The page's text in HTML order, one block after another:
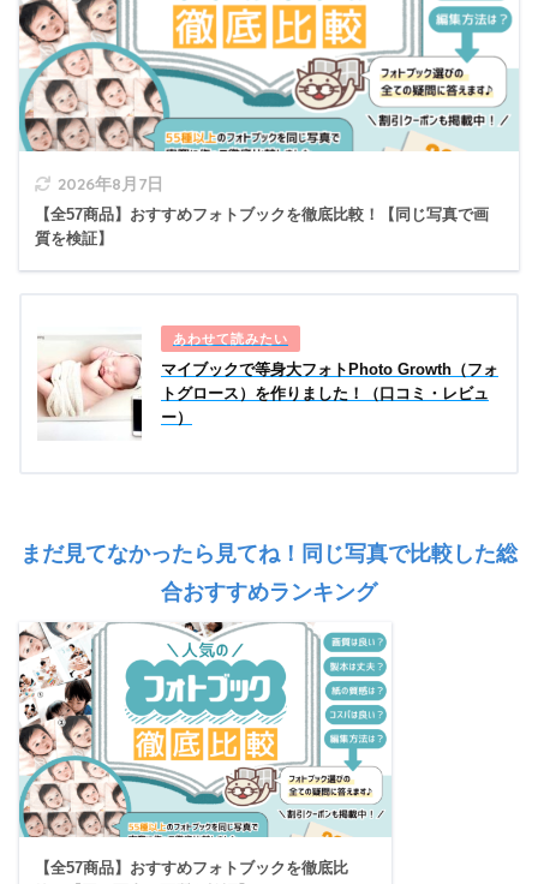
2026年8月7日
【全57商品】おすすめフォトブックを徹底比較！【同じ写真で画
質を検証】
マイブックで等身大フォトPhoto Growth（フォ
トグロース）を作りました！（口コミ・レビュ
ー）
まだ見てなかったら見てね！同じ写真で比較した総
合おすすめランキング
【全57商品】おすすめフォトブックを徹底比